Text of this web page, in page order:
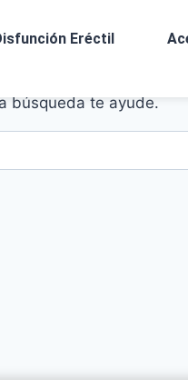
Eréctil
búsqueda te ayude.